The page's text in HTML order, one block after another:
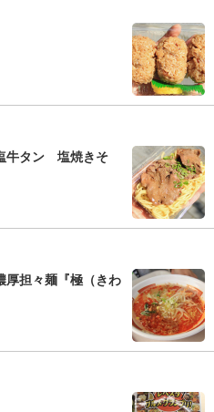
牛タン 塩焼きそ
厚担々麺『極（きわ